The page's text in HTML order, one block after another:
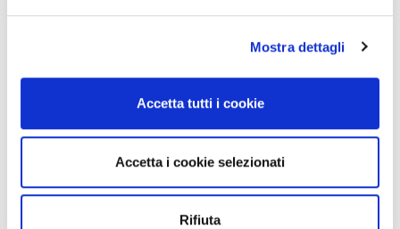
Approfondisci come vengono elaborati i tuoi dati personali
dalla Dichiarazione sui cookie.
Utilizziamo i cookie per personalizzare contenuti ed
analizzare il nostro traffico. Condividiamo inoltre
informazioni sul modo in cui utilizzi il nostro sito con i
Mostra dettagli
Accetta tutti i cookie
Accetta i cookie selezionati
Rifiuta
供有效的解决方案帮助他们解决问题。
工艺性能优化
从产品设计出发到市场投放，我们提供给我们客户最
优质的工艺流程。